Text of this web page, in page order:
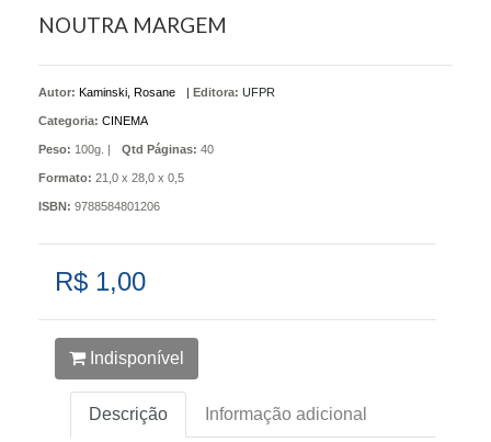
NOUTRA MARGEM
Autor: Kaminski, Rosane | Editora: UFPR
Categoria: CINEMA
Peso: 100g. | Qtd Páginas: 40
Formato: 21,0 x 28,0 x 0,5
ISBN: 9788584801206
R$ 1,00
Indisponível
Descrição Informação adicional